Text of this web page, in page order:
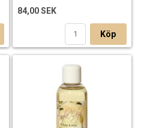
84,00 SEK
Köp